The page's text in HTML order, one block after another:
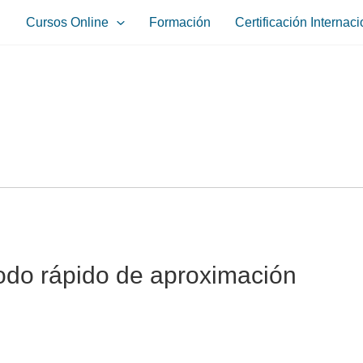
Cursos Online Formación Certificación
rápido de aproximación